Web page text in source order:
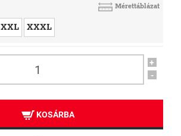
Mérettáblázat
XXL XXXL
+
-
KOSÁRBA